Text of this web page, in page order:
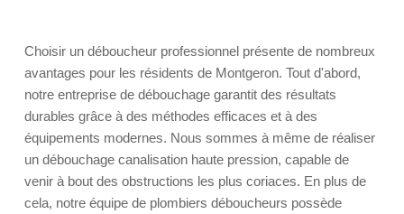
Choisir un déboucheur professionnel présente de nombreux
avantages pour les résidents de Montgeron. Tout d'abord,
notre entreprise de débouchage garantit des résultats
durables grâce à des méthodes efficaces et à des
équipements modernes. Nous sommes à même de réaliser
un débouchage canalisation haute pression, capable de
venir à bout des obstructions les plus coriaces. En plus de
cela, notre équipe de plombiers déboucheurs possède